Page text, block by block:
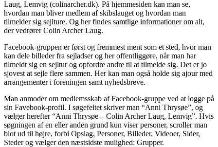
Laug, Lemvig (colinarcher.dk). På hjemmesiden kan man se,
hvordan man bliver medlem af skibslauget og hvordan man
tilmelder sig sejlture. Og her findes samtlige informationer om alt,
der vedrører Colin Archer Laug.
Facebook-gruppen er først og fremmest ment som et sted, hvor man
kan dele billeder fra sejladser og her offentliggøre, når man har
tilmeldt sig en sejltur og opfordre andre til at tilmelde sig. Det er jo
sjovest at sejle flere sammen. Her kan man også holde sig ajour med
arrangementer i foreningen samt nyhedsbreve.
Man anmoder om medlemsskab af Facebook-gruppe ved at logge på
sin Favebook-profil. I søgefeltet skriver man “Anni Thrysøe”, og
vælger herefter “Anni Thrysøe – Colin Archer Laug, Lemvig”. Hvis
søgningen af en eller anden grund kun viser personer, scroller man
blot ud til højre, forbi Opslag, Personer, Billeder, Videoer, Sider,
Steder og vælger den næstsidste mulighed: Grupper.